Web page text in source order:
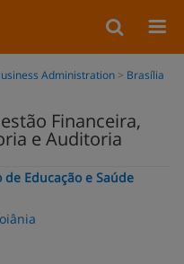
Administration Brasília
Financeira,
e Auditoria
Educação e Saúde